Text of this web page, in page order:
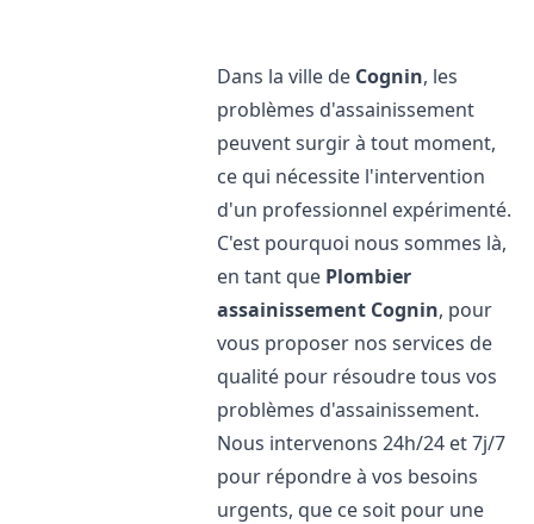
Dans la ville de Cognin, les
problèmes d'assainissement
peuvent surgir à tout moment,
ce qui nécessite l'intervention
d'un professionnel expérimenté.
C'est pourquoi nous sommes là,
en tant que Plombier
assainissement Cognin, pour
vous proposer nos services de
qualité pour résoudre tous vos
problèmes d'assainissement.
Nous intervenons 24h/24 et 7j/7
pour répondre à vos besoins
urgents, que ce soit pour une